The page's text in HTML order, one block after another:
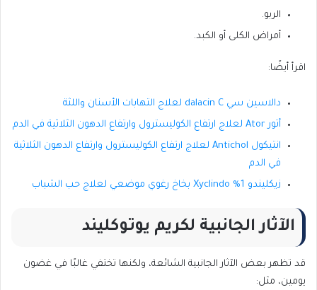
الربو.
أمراض الكلى أو الكبد.
اقرأ أيضًا:
دالاسين سي dalacin C لعلاج التهابات الأسنان واللثة
أتور Ator لعلاج ارتفاع الكوليسترول وارتفاع الدهون الثلاثية في الدم
انتيكول Antichol لعلاج ارتفاع الكوليسترول وارتفاع الدهون الثلاثية
في الدم
زيكليندو 1% Xyclindo بخاخ رغوي موضعي لعلاج حب الشباب
الآثار الجانبية لكريم يوتوكليند
قد تظهر بعض الآثار الجانبية الشائعة، ولكنها تختفي غالبًا في غضون
يومين، مثل: